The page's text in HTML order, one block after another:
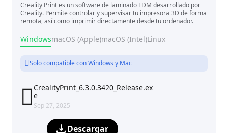
Creality Print es un software de laminado FDM desarrollado por
Creality. Permite controlar y supervisar tu impresora 3D de forma
remota, así como imprimir directamente desde tu ordenador.
WindowsmacOS (Apple)macOS (Intel)Linux
Solo compatible con Windows y Mac
 CrealityPrint_6.3.0.3420_Release.ex
e
Sep 27, 2025
Descargar